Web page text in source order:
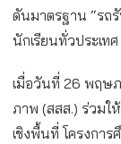
ดันมาตรฐาน “รถ
นักเรียนทั่วประเทศ
เมื่อวันที่ 26 พฤษ
ภาพ (สสส.) ร่วมใ
เชิงพื้นที่ โครงกา